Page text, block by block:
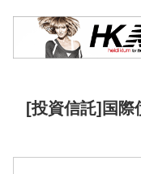
[投資信託]国際